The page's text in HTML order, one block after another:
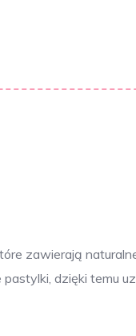
zawierają
dzięki temu